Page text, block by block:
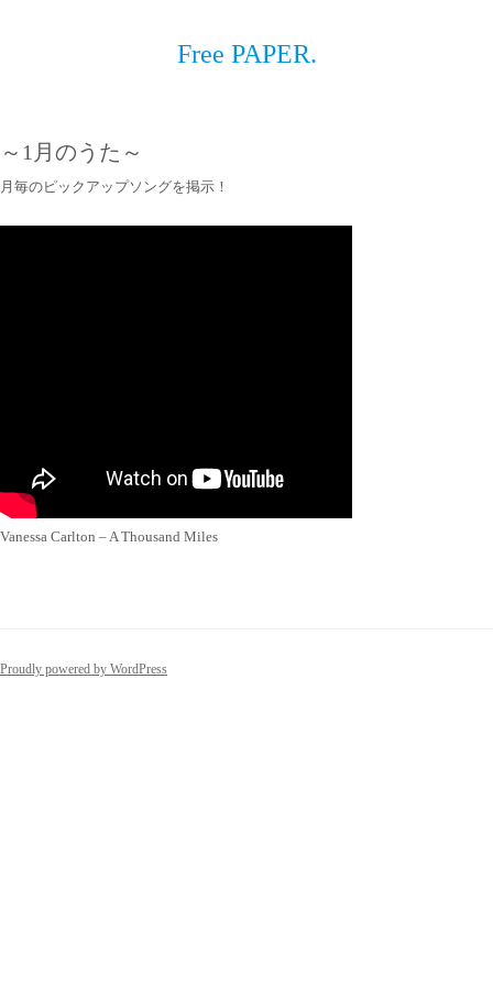
Free PAPER.
～1月のうた～
月毎のピックアップソングを掲示！
Vanessa Carlton – A Thousand Miles
Proudly powered by WordPress